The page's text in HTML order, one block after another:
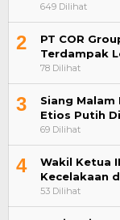
649 Dilihat
2
PT COR
Terdampak
78 Dilihat
3
Siang
Etios Putih
69 Dilihat
4
Wakil Ketua
Kecelakaan
53 Dilihat